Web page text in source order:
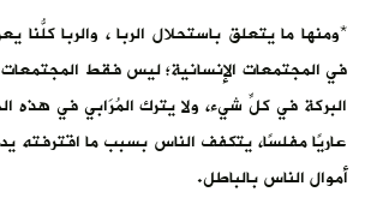
*ومنها ما يتعلق باستحلال الربا ، والربا كلُّنا
في المجتمعات الإنسانية؛ ليس فقط المجتمعات
البركة في كلِّ شيء، ولا يترك المُرَابي في هذه
عاريًا مفلسًا، يتكفف الناس بسبب ما اقترفته
أموال الناس بالباطل.